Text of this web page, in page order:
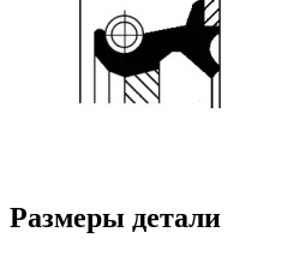
Размеры детали